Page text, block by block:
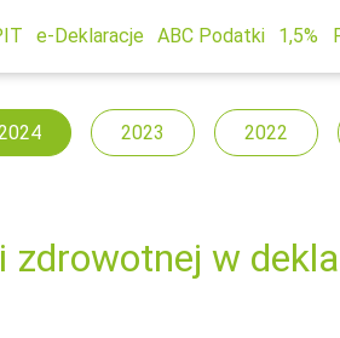
e-Deklaracje ABC Podatki 1,5%
2023 2022
zdrowotnej w